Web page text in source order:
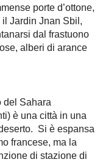
porte d’ottone,
Jardin Jnan Sbil,
dal frastuono
alberi di arance
del Sahara
è una città in una
Si è espansa
francese, ma la
di stazione di